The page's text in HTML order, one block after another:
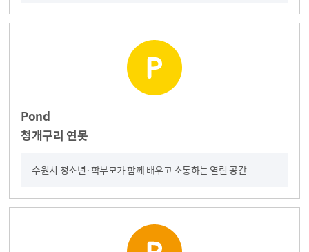
Pond
청개구리 연못
수원시 청소년·학부모가 함께 배우고 소통하는 열린 공간